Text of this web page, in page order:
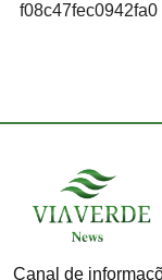
f08c47fec0942fa0
Canal de